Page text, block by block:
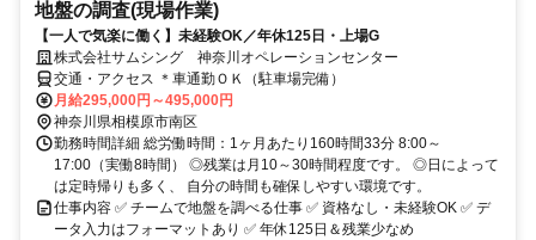
地盤の調査(現場作業)
【一人で気楽に働く】未経験OK／年休125日・上場G
株式会社サムシング 神奈川オペレーションセンター
交通・アクセス ＊車通勤ＯＫ（駐車場完備）
月給295,000円～495,000円
神奈川県相模原市南区
勤務時間詳細 総労働時間：1ヶ月あたり160時間33分 8:00～
17:00（実働8時間） ◎残業は月10～30時間程度です。 ◎日によって
は定時帰りも多く、 自分の時間も確保しやすい環境です。
仕事内容 ✅ チームで地盤を調べる仕事 ✅ 資格なし・未経験OK ✅ デ
ータ入力はフォーマットあり ✅ 年休125日＆残業少なめ